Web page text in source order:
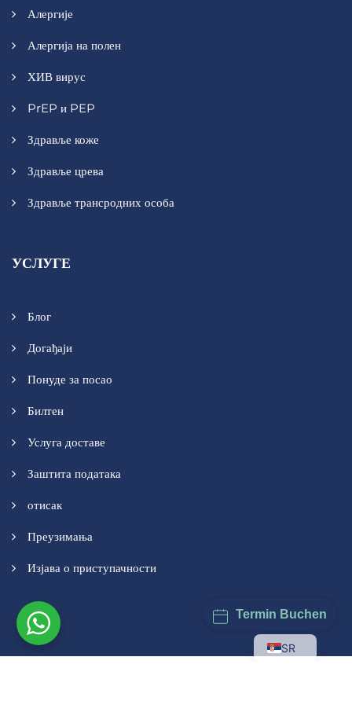
Алергије
Алергија на полен
ХИВ вирус
PrEP и PEP
Здравље коже
Здравље црева
Здравље трансродних особа
УСЛУГЕ
Блог
Догађаји
Понуде за посао
Билтен
Услуга доставе
Заштита података
отисак
Преузимања
Изјава о приступачности
SR
Termin Buchen